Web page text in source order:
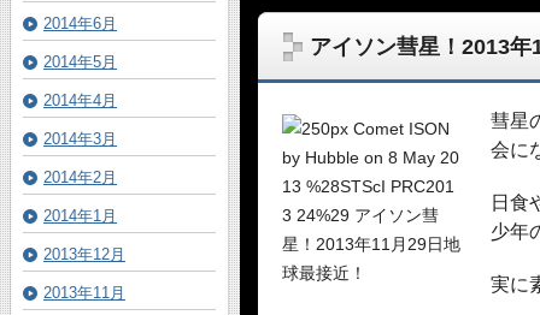
アイソン彗星！2013
彗星
会に
日食
少年
実に
2014年6月
2014年5月
2014年4月
2014年3月
2014年2月
2014年1月
2013年12月
2013年11月